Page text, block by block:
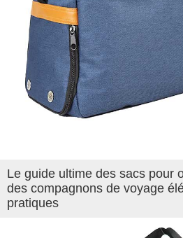
Le guide ultime des sacs pour
des compagnons de voyage
pratiques